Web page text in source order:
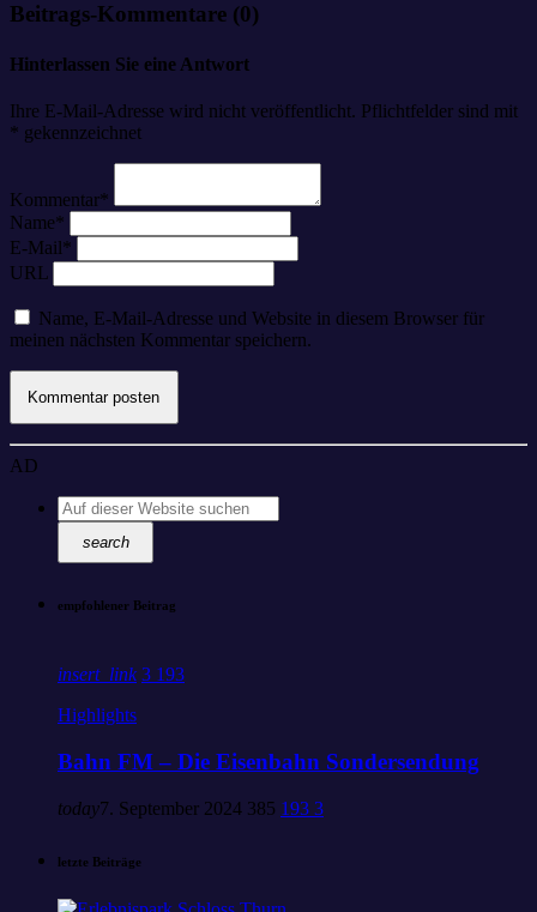
Beitrags-Kommentare (0)
Hinterlassen Sie eine Antwort
Ihre E-Mail-Adresse wird nicht veröffentlicht. Pflichtfelder sind mit
* gekennzeichnet
Kommentar*
Name*
E-Mail*
URL
Name, E-Mail-Adresse und Website in diesem Browser für
meinen nächsten Kommentar speichern.
AD
search
empfohlener Beitrag
insert_link 3 193
Highlights
Bahn FM – Die Eisenbahn Sondersendung
today7. September 2024 385 193 3
letzte Beiträge